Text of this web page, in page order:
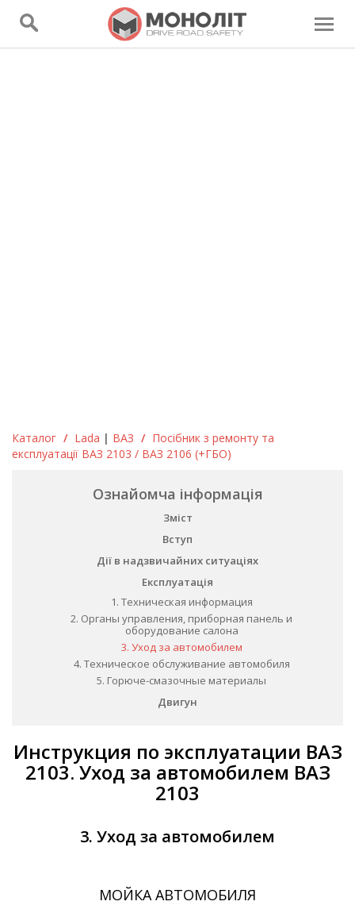
Каталог / Lada | ВАЗ / Посібник з ремонту та
експлуатації ВАЗ 2103 / ВАЗ 2106 (+ГБО)
Ознайомча інформація
Зміст
Вступ
Дії в надзвичайних ситуаціях
Експлуатація
1. Техническая информация
2. Органы управления, приборная панель и
оборудование салона
3. Уход за автомобилем
4. Техническое обслуживание автомобиля
5. Горюче-смазочные материалы
Двигун
Инструкция по эксплуатации ВАЗ
2103. Уход за автомобилем ВАЗ
2103
3. Уход за автомобилем
МОЙКА АВТОМОБИЛЯ